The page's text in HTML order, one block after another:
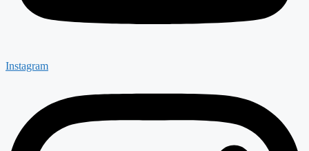
Instagram